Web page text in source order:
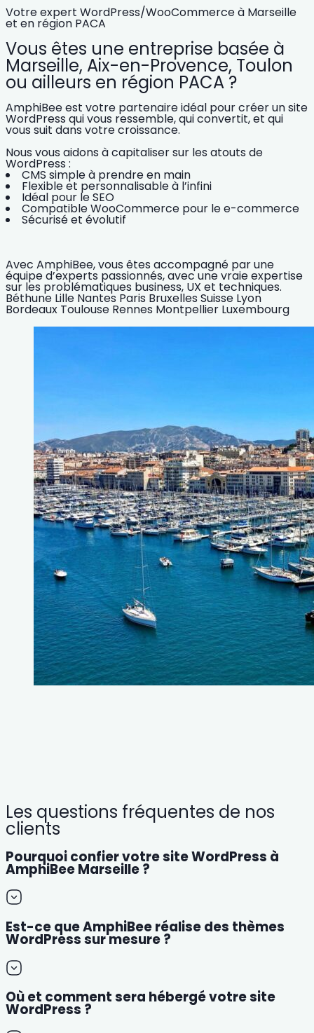
Votre expert WordPress/WooCommerce à Marseille
et en région PACA
Vous êtes une entreprise basée à
Marseille, Aix-en-Provence, Toulon
ou ailleurs en région PACA ?
AmphiBee est votre partenaire idéal pour créer un site
WordPress qui vous ressemble, qui convertit, et qui
vous suit dans votre croissance.
Nous vous aidons à capitaliser sur les atouts de
WordPress :
CMS simple à prendre en main
Flexible et personnalisable à l’infini
Idéal pour le SEO
Compatible WooCommerce pour le e-commerce
Sécurisé et évolutif
Avec AmphiBee, vous êtes accompagné par une
équipe d’experts passionnés, avec une vraie expertise
sur les problématiques business, UX et techniques.
Béthune Lille Nantes Paris Bruxelles Suisse Lyon
Bordeaux Toulouse Rennes Montpellier Luxembourg
Les questions fréquentes de nos
clients
Pourquoi confier votre site WordPress à
AmphiBee Marseille ?
Est-ce que AmphiBee réalise des thèmes
WordPress sur mesure ?
Où et comment sera hébergé votre site
WordPress ?